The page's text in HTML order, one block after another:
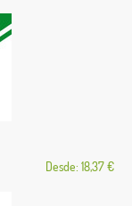
Desde: 18,37 €